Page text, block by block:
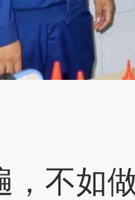
，不如